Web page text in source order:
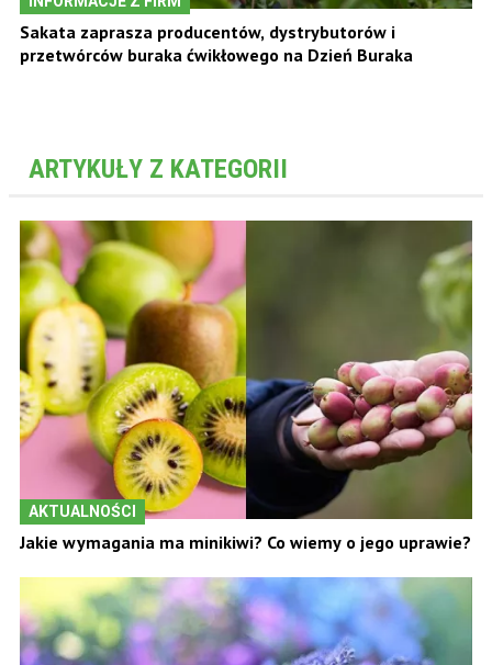
Sakata zaprasza producentów, dystrybutorów i
przetwórców buraka ćwikłowego na Dzień Buraka
ARTYKUŁY Z KATEGORII
AKTUALNOŚCI
Jakie wymagania ma minikiwi? Co wiemy o jego uprawie?